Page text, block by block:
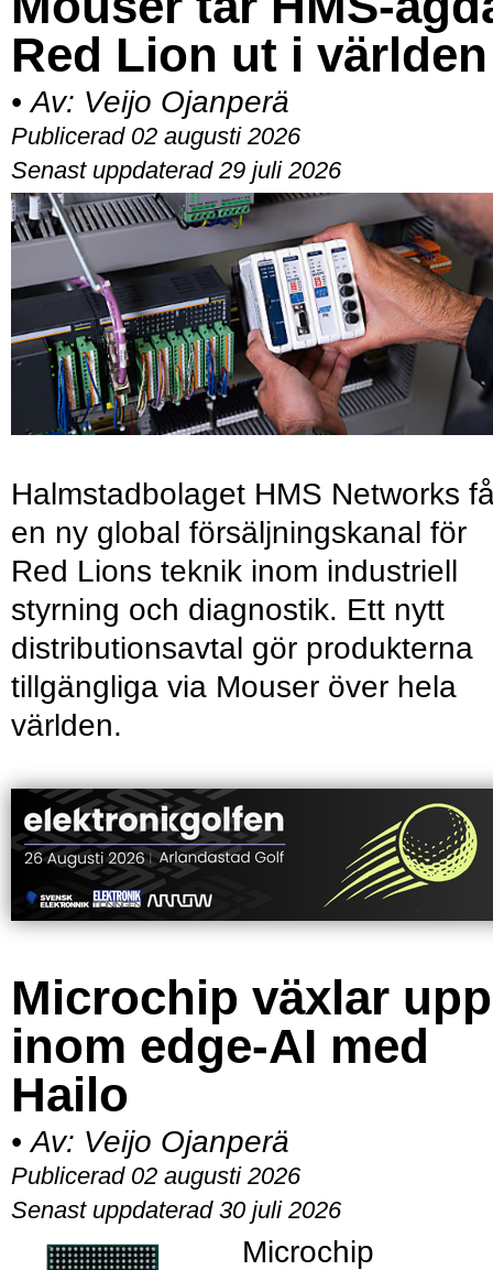
Red Lion ut i världen
• Av: Veijo Ojanperä
Publicerad 02 augusti 2026
Senast uppdaterad 29 juli 2026
Halmstadbolaget HMS Networks
en ny global försäljningskanal för
Red Lions teknik inom industriell
styrning och diagnostik. Ett nytt
distributionsavtal gör produkterna
tillgängliga via Mouser över hela
världen.
Microchip växlar upp
inom edge-AI med
Hailo
• Av: Veijo Ojanperä
Publicerad 02 augusti 2026
Senast uppdaterad 30 juli 2026
Microchip